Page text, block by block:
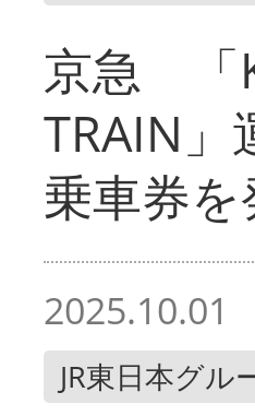
京急 「
TRAIN
乗車券を
2025.10.01
JR東日本グル